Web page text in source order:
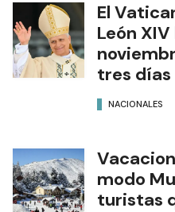
El
León
tres días
NACIONALES
modo
turistas